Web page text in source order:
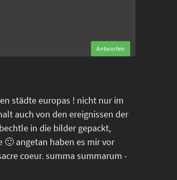
Antworten
städte europas ! nicht nur im
auch von den ereignissen der
in die bilder gepackt,
angetan haben es mir vor
coeur. summa summarum -